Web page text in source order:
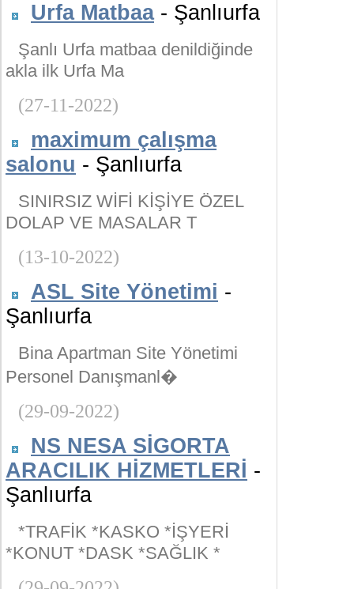
Urfa Matbaa- Şanlıurfa
Şanlı Urfa matbaa denildiğinde
akla ilk Urfa Ma
(27-11-2022)
maximum çalışma
salonu - Şanlıurfa
SINIRSIZ WİFİ KİŞİYE ÖZEL
DOLAP VE MASALAR T
(13-10-2022)
ASL Site Yönetimi -
Şanlıurfa
Bina Apartman Site Yönetimi
Personel Danışmanl�
(29-09-2022)
NS NESA SİGORTA
ARACILIK HİZMETLERİ -
Şanlıurfa
*TRAFİK *KASKO *İŞYERİ
*KONUT *DASK *SAĞLIK *